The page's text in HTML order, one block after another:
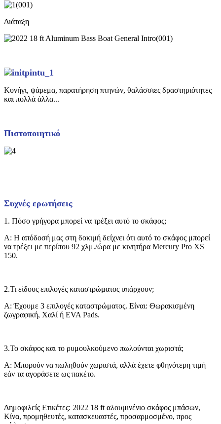
Διάταξη
Κυνήγι, ψάρεμα, παρατήρηση πτηνών, θαλάσσιες δραστηριότητες
και πολλά άλλα...
Πιστοποιητικό
Συχνές ερωτήσεις
1. Πόσο γρήγορα μπορεί να τρέξει αυτό το σκάφος;
Α: Η απόδοσή μας στη δοκιμή δείχνει ότι αυτό το σκάφος μπορεί
να τρέξει με περίπου 92 χλμ./ώρα με κινητήρα Mercury Pro XS
150.
2.Τι είδους επιλογές καταστρώματος υπάρχουν;
Α: Έχουμε 3 επιλογές καταστρώματος. Είναι: Θωρακισμένη
ζωγραφική, Χαλί ή EVA Pads.
3.Το σκάφος και το ρυμουλκούμενο πωλούνται χωριστά;
Α: Μπορούν να πωληθούν χωριστά, αλλά έχετε φθηνότερη τιμή
εάν τα αγοράσετε ως πακέτο.
Δημοφιλείς Ετικέτες: 2022 18 ft αλουμινένιο σκάφος μπάσων,
Κίνα, προμηθευτές, κατασκευαστές, προσαρμοσμένο, προς